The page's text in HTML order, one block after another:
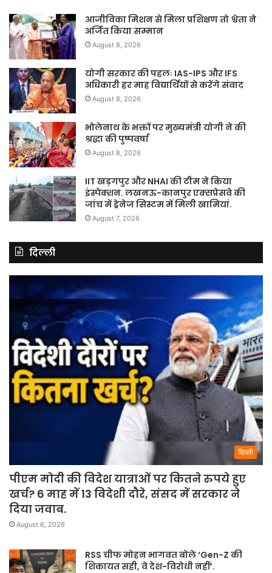
आजीविका मिशन से मिला प्रशिक्षण तो श्वेता ने
अर्जित किया सम्मान
August 8, 2026
योगी सरकार की पहलः IAS-IPS और IFS
अधिकारी हर माह विद्यार्थियों से करेंगे संवाद
August 8, 2026
भोलेनाथ के भक्तों पर मुख्यमंत्री योगी ने की
श्रद्धा की पुष्पवर्षा
August 8, 2026
IIT खड़गपुर और NHAI की टीम ने किया
इंस्पेक्शन. लखनऊ-कानपुर एक्सप्रेसवे की
जांच में ड्रेनेज सिस्टम में मिली खामियां.
August 7, 2026
दिल्ली
दिल्ली
पीएम मोदी की विदेश यात्राओं पर कितने रुपये हुए
खर्च? 6 माह में 13 विदेशी दौरे, संसद में सरकार ने
दिया जवाब.
August 6, 2026
RSS चीफ मोहन भागवत बोले ‘Gen-Z की
शिकायत सही, वे देश-विरोधी नहीं’.